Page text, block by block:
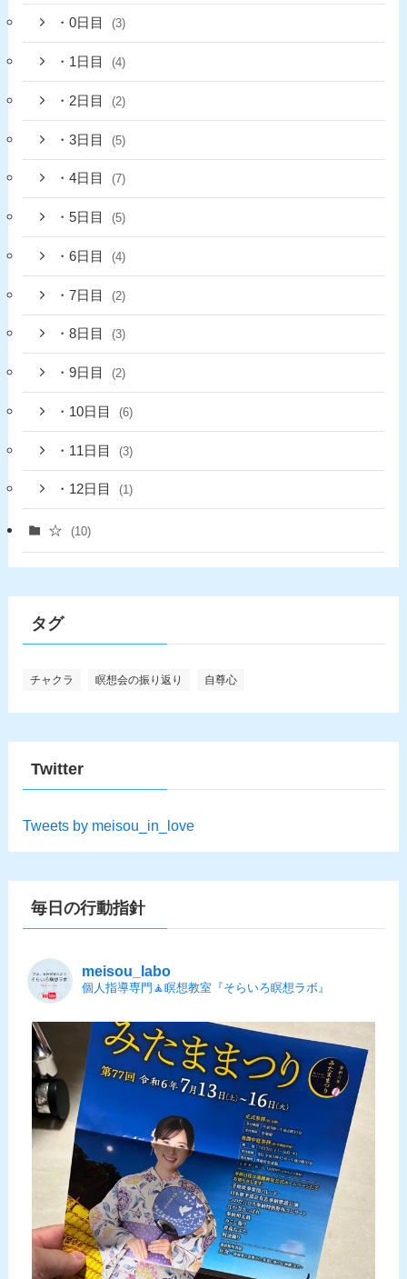
・0日目 (3)
・1日目 (4)
・2日目 (2)
・3日目 (5)
・4日目 (7)
・5日目 (5)
・6日目 (4)
・7日目 (2)
・8日目 (3)
・9日目 (2)
・10日目 (6)
・11日目 (3)
・12日目 (1)
☆ (10)
タグ
チャクラ 瞑想会の振り返り 自尊心
Twitter
Tweets by meisou_in_love
毎日の行動指針
meisou_labo
個人指導専門🧘瞑想教室『そらいろ瞑想ラボ』